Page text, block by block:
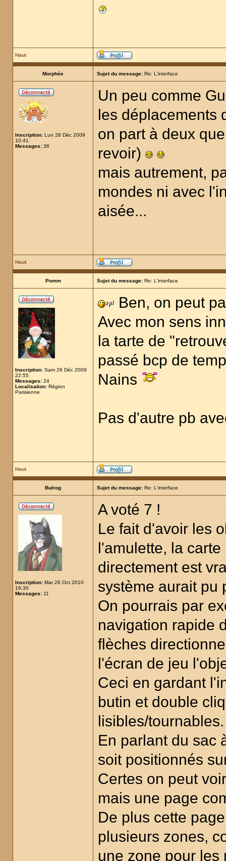
Haut
Morphée Sujet du message: Re: L'interface
Inscription: Lun 28 Déc 2009
10:41
Messages: 36
Un peu comme
les déplacements
on part à deux
revoir)
mais autrement,
mondes ni avec
aisée...
Haut
Pomm Sujet du message: Re: L'interface
Inscription: Sam 26 Déc 2009
22:55
Messages: 24
Localisation: Région
Parisienne
Ben, on peut
Avec mon sens
la tarte de
passé bcp de
Nains
Pas d'autre pb
Haut
Bulrog Sujet du message: Re: L'interface
Inscription: Mar 26 Oct 2010
16:30
Messages: 11
A voté 7 !
Le fait d'avoir les
l'amulette, la
directement est
système aurait pu
On pourrais par
navigation rapide
flèches
l'écran de jeu
Ceci en gardant
butin et double
lisibles/tournables.
En parlant du sac
soit positionnés
Certes on peut
mais une page
De plus cette
plusieurs zones,
une zone pour les